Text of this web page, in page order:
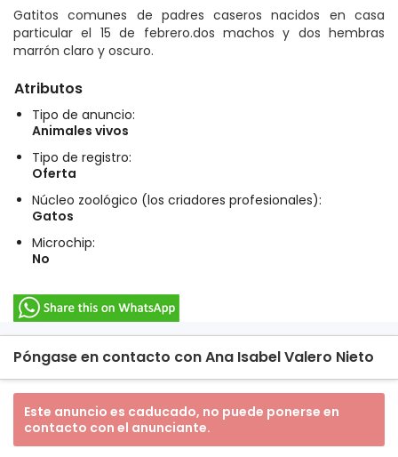
Gatitos comunes de padres caseros nacidos en casa
particular el 15 de febrero.dos machos y dos hembras
marrón claro y oscuro.
Atributos
Tipo de anuncio:
Animales vivos
Tipo de registro:
Oferta
Núcleo zoológico (los criadores profesionales):
Gatos
Microchip:
No
Póngase en contacto con Ana Isabel Valero Nieto
Este anuncio es caducado, no puede ponerse en
contacto con el anunciante.